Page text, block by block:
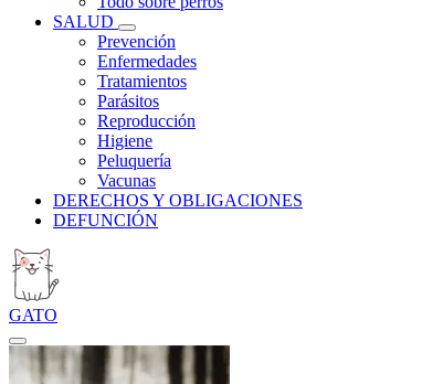
SALUD
Prevención
Enfermedades
Tratamientos
Parásitos
Reproducción
Higiene
Peluquería
Vacunas
DERECHOS Y OBLIGACIONES
DEFUNCIÓN
GATO